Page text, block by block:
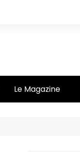
Le Magazine